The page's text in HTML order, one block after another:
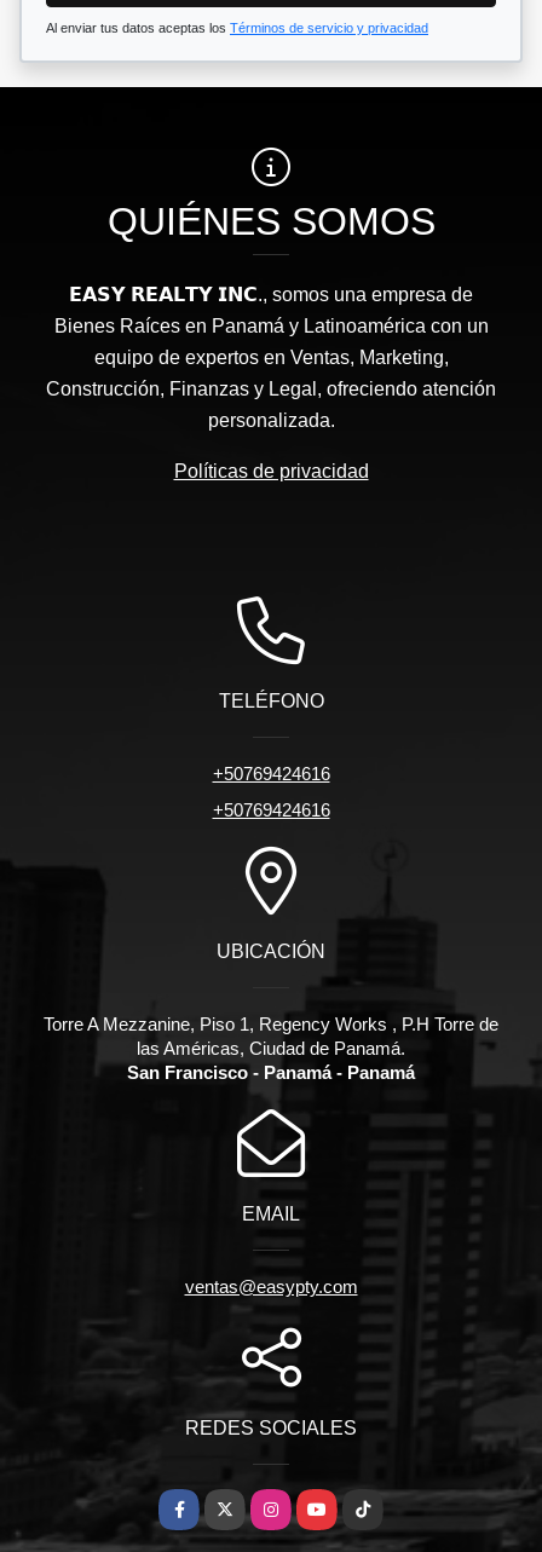
Al enviar tus datos aceptas los Términos de servicio y privacidad
QUIÉNES SOMOS
𝗘𝗔𝗦𝗬 𝗥𝗘𝗔𝗟𝗧𝗬 𝗜𝗡𝗖., somos una empresa de
Bienes Raíces en Panamá y Latinoamérica con un
equipo de expertos en Ventas, Marketing,
Construcción, Finanzas y Legal, ofreciendo atención
personalizada.
Políticas de privacidad
TELÉFONO
+50769424616
+50769424616
UBICACIÓN
Torre A Mezzanine, Piso 1, Regency Works , P.H Torre de
las Américas, Ciudad de Panamá.
San Francisco - Panamá - Panamá
EMAIL
ventas@easypty.com
REDES SOCIALES
Facebook
X InstagramYouTubeTikTok